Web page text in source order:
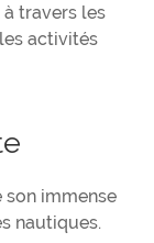
travers les
activités
son immense
nautiques.